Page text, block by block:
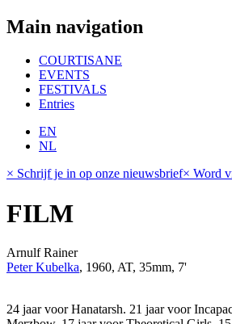
Main navigation
COURTISANE
EVENTS
FESTIVALS
Entries
EN
NL
× Schrijf je in op onze nieuwsbrief× Word
FILM
Arnulf Rainer
Peter Kubelka, 1960, AT, 35mm, 7'
24 jaar voor Hanatarsh. 21 jaar voor